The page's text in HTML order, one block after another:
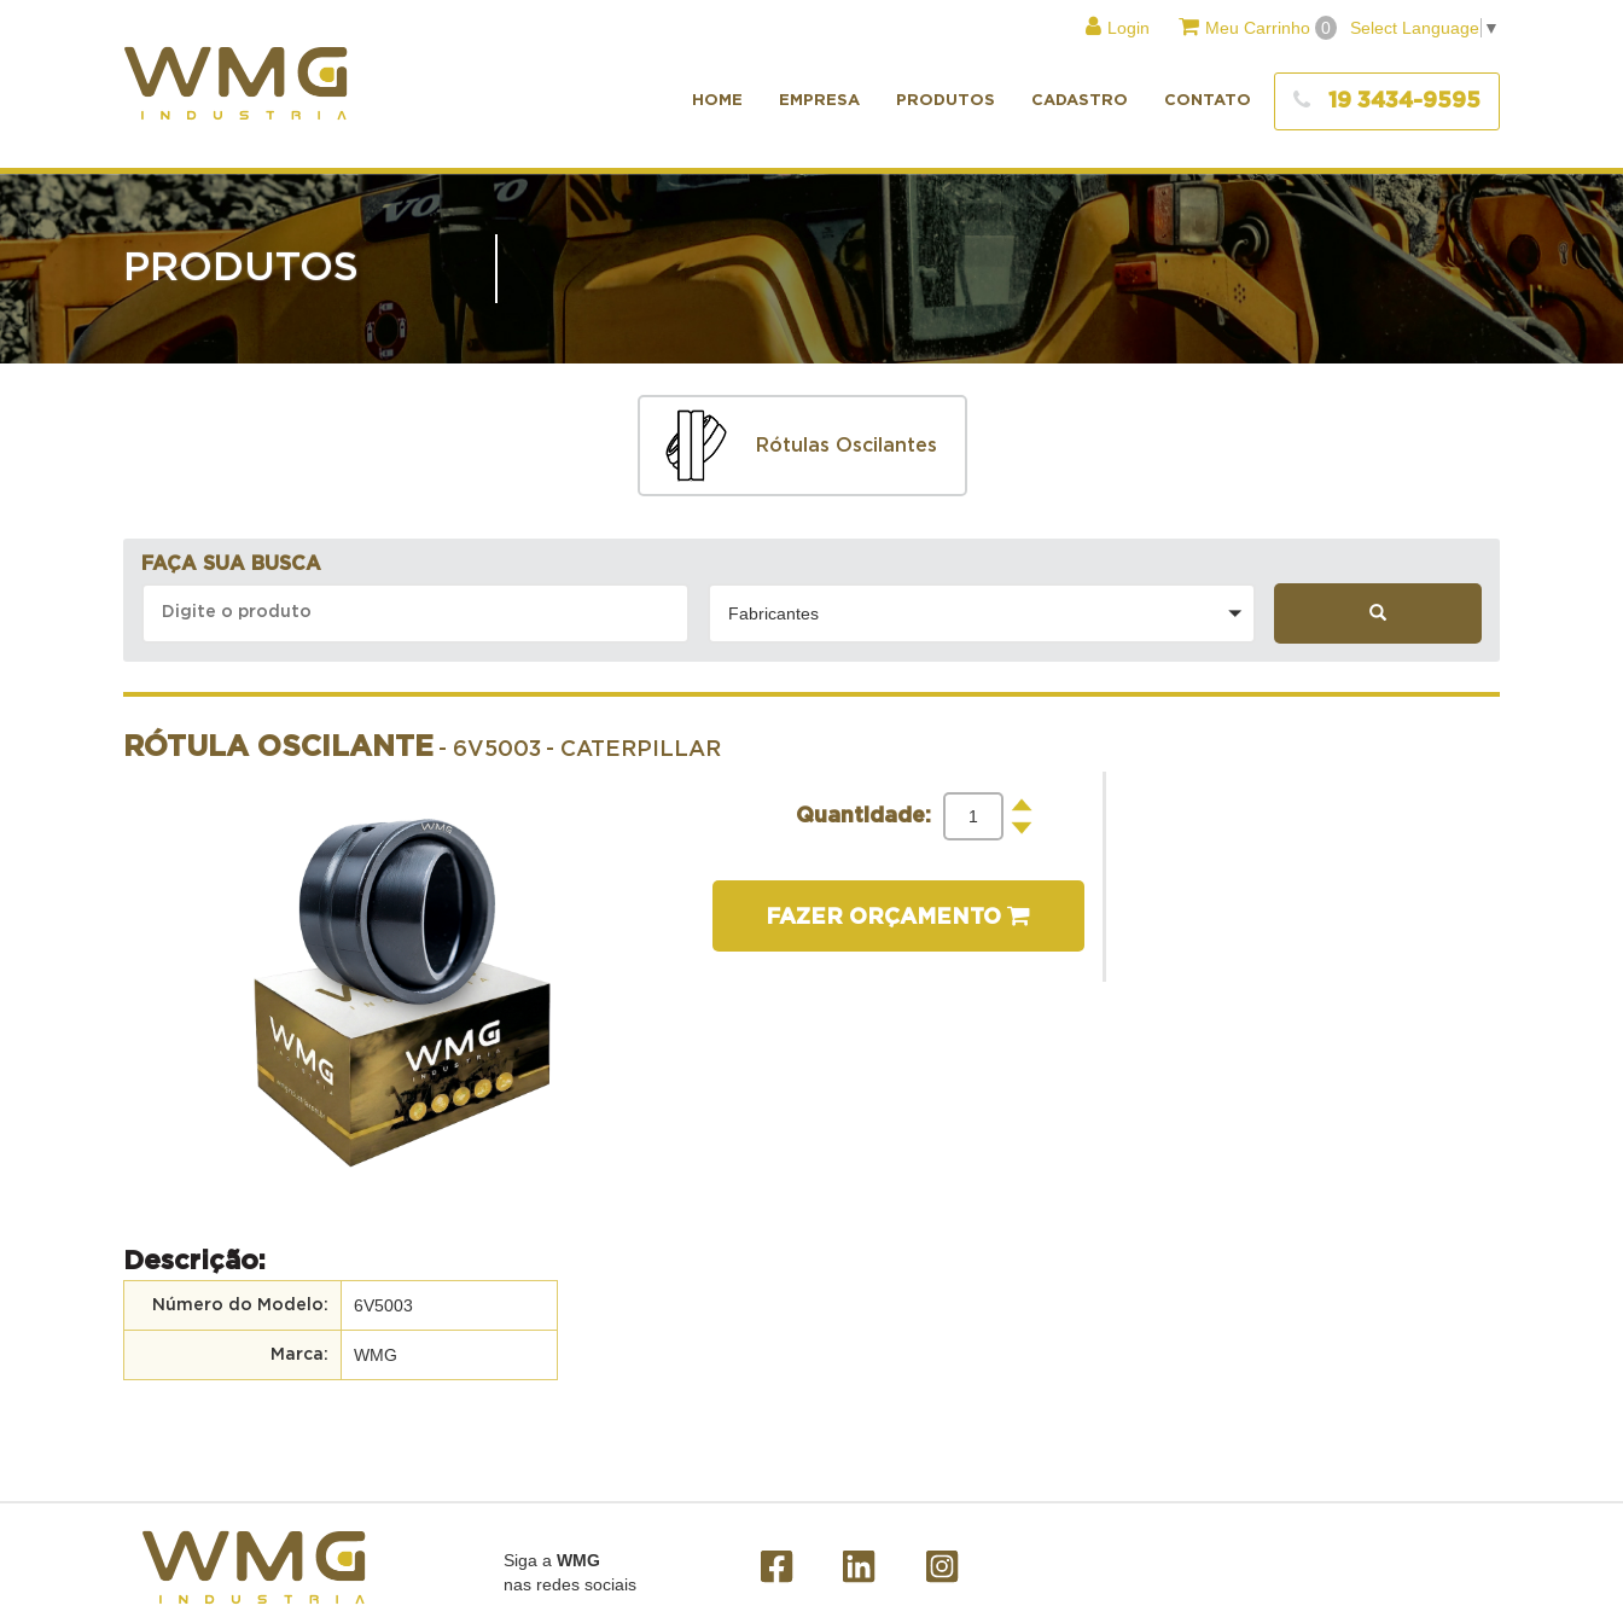
Login Meu Carrinho 0 Select Language ▼
HOME EMPRESA PRODUTOS CADASTRO CONTATO 19 3434-9595
PRODUTOS
Rótulas Oscilantes
FAÇA SUA BUSCA
Fabricantes
RÓTULA OSCILANTE - 6V5003 - CATERPILLAR
Quantidade:
+
-
FAZER ORÇAMENTO
Descrição:
Número do Modelo: 6V5003
Marca: WMG
Siga a WMG
nas redes sociais